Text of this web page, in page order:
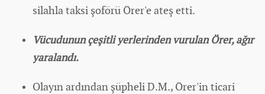
silahla taksi şoförü Örer'e ateş etti.
Vücudunun çeşitli yerlerinden vurulan Örer, ağır
yaralandı.
Olayın ardından şüpheli D.M., Örer'in ticari